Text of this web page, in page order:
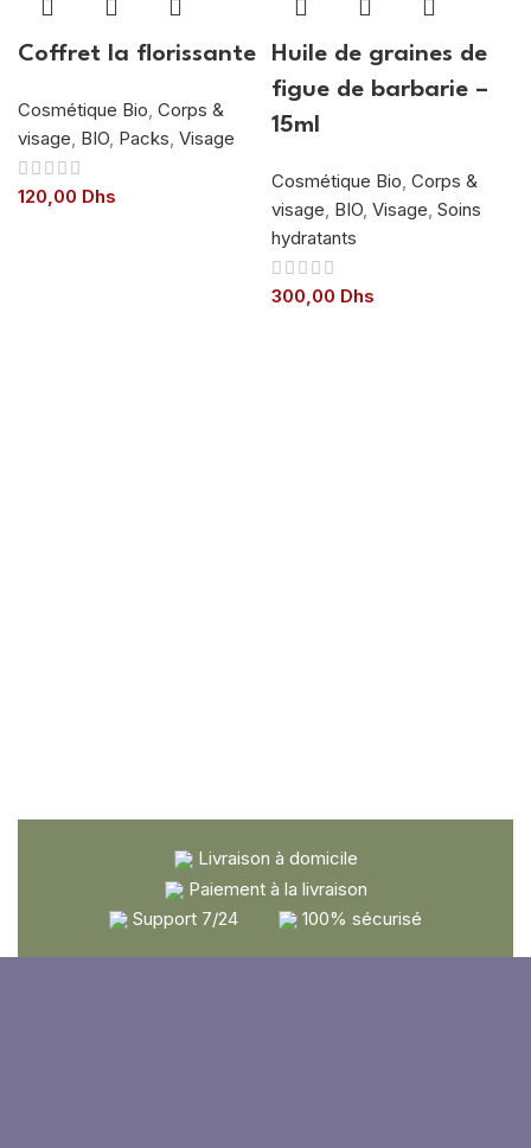
Coffret la florissante
Cosmétique Bio, Corps &
visage, BIO, Packs, Visage
120,00 Dhs
Huile de graines de
figue de barbarie –
15ml
Cosmétique Bio, Corps &
visage, BIO, Visage, Soins
hydratants
300,00 Dhs
Livraison à domicile
Paiement à la livraison
Support 7/24
100% sécurisé